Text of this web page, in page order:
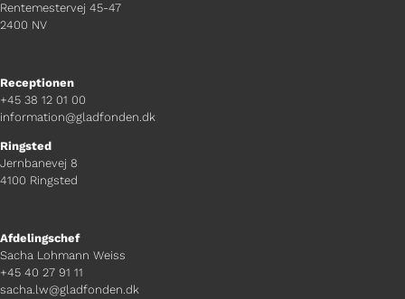
Rentemestervej 45-47
2400 NV
Receptionen
+45 38 12 01 00
information@gladfonden.dk
Ringsted
Jernbanevej 8
4100 Ringsted
Afdelingschef
Sacha Lohmann Weiss
+45 40 27 91 11
sacha.lw@gladfonden.dk